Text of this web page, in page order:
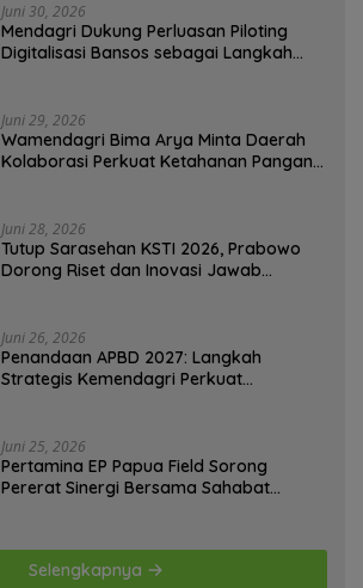
Juni 30, 2026
Mendagri Dukung Perluasan Piloting
Digitalisasi Bansos sebagai Langkah
Juni 29, 2026
Wamendagri Bima Arya Minta Daerah
Kolaborasi Perkuat Ketahanan Pangan
Juni 28, 2026
Tutup Sarasehan KSTI 2026, Prabowo
Dorong Riset dan Inovasi Jawab
Juni 26, 2026
Penandaan APBD 2027: Langkah
Strategis Kemendagri Perkuat
Juni 25, 2026
Pertamina EP Papua Field Sorong
Pererat Sinergi Bersama Sahabat
Selengkapnya